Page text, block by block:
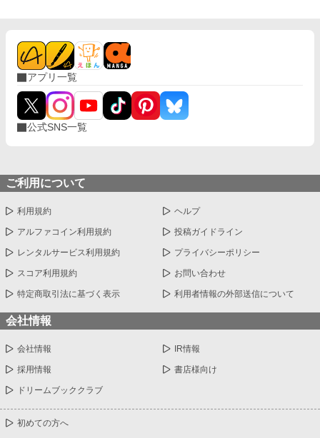
アプリ一覧
公式SNS一覧
ご利用について
利用規約 ヘルプ
アルファコイン利用規約 投稿ガイドライン
レンタルサービス利用規約 プライバシーポリシー
スコア利用規約 お問い合わせ
特定商取引法に基づく表示 利用者情報の外部送信について
会社情報
会社情報 IR情報
採用情報 書店様向け
ドリームブッククラブ
初めての方へ